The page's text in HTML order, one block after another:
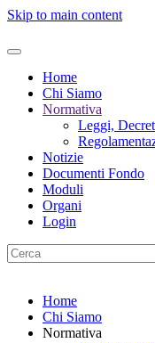
Skip to main content
Home
Chi Siamo
Normativa
Leggi,
Notizie
Documenti Fondo
Moduli
Organi
Login
Home
Chi Siamo
Normativa